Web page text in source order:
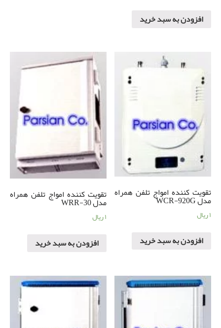
افزودن به سبد خرید
تقویت کننده امواج تلفن همراه
مدل WCR-920G
۱ریال
افزودن به سبد خرید
تقویت کننده امواج تلفن همراه
مدل WRR-30
۱ریال
افزودن به سبد خرید